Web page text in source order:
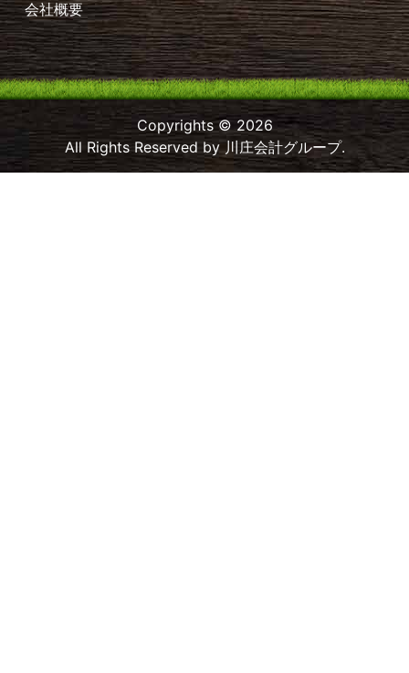
会社概要
Copyrights © 2026
All Rights Reserved by 川庄会計グループ.